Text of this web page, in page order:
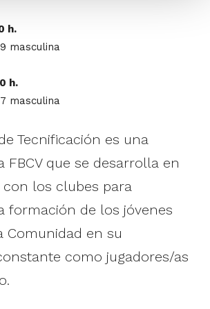
h.
masculina
h.
masculina
Tecnificación es una
FBCV que se desarrolla en
los clubes para
formación de los jóvenes
Comunidad en su
como jugadores/as